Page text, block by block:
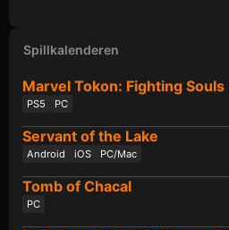
Spillkalenderen
Marvel Tokon: Fighting Souls
PS5 PC
Servant of the Lake
Android iOS PC/Mac
Tomb of Chacal
PC